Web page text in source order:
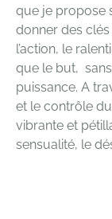
que je propose
donner des
l’action, le
que le but,
puissance. A
et le contrôle
vibrante et
sensualité, le